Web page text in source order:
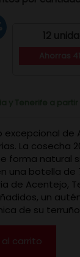
12
excepcional de
La cosecha
forma natural
una botella de
de Acentejo,
un
de su
al carrito